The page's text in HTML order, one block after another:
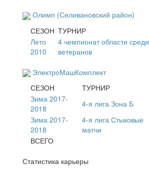
Олимп (Селивановский район)
СЕЗОН ТУРНИР
Лето
2010
4 чемпионат области среди
ветеранов
ЭлектроМашКомплект
СЕЗОН
ТУРНИР
Зима 2017-
2018
4-я лига Зона Б
Зима 2017-
2018
4-я лига Стыковые
матчи
ВСЕГО
Статистика карьеры